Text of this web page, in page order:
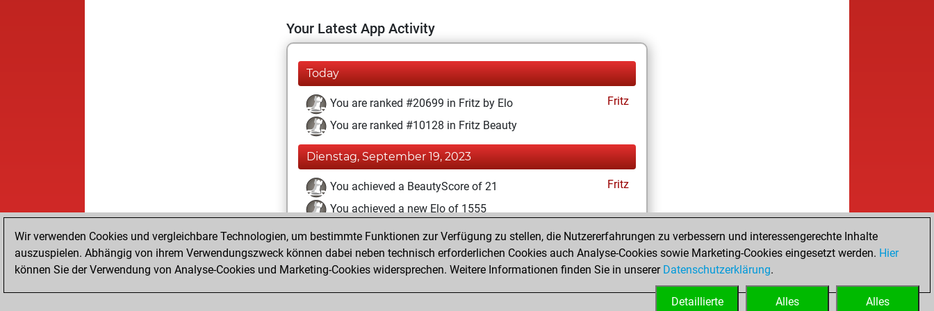
Your Latest App Activity
Today
You are ranked #20699 in Fritz by Elo
Fritz
You are ranked #10128 in Fritz Beauty
Dienstag, September 19, 2023
You achieved a BeautyScore of 21
Fritz
You achieved a new Elo of 1555
Samstag, März 20, 2021
You created your Fritz account Fritz
Wir verwenden Cookies und vergleichbare Technologien, um bestimmte Funktionen zur Verfügung zu stellen, die Nutzererfahrungen zu verbessern und interessengerechte Inhalte
auszuspielen. Abhängig von ihrem Verwendungszweck können dabei neben technisch erforderlichen Cookies auch Analyse-Cookies sowie Marketing-Cookies eingesetzt werden. Hier
können Sie der Verwendung von Analyse-Cookies und Marketing-Cookies widersprechen. Weitere Informationen finden Sie in unserer Datenschutzerklärung.
Alles
Alles
Detaillierte